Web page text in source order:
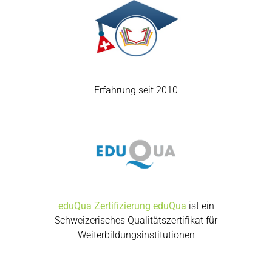
Erfahrung seit 2010
eduQua Zertifizierung eduQua ist ein
Schweizerisches Qualitätszertifikat für
Weiterbildungsinstitutionen